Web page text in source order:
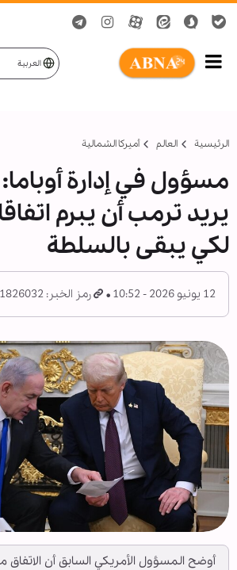
العربية
الرئيسية العالم أمیركا الشمالية
مسؤول في إدارة أوباما:
يريد ترمب أن يبرم
لكي يبقى بالسلطة
12 يونيو 2026 - 10:52 رمز الخبر: 1826032
أوضح المسؤول الأمريكي السابق أن الاتفاق